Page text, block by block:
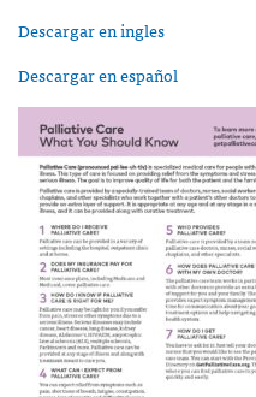
Descargar en ingles
Descargar en español